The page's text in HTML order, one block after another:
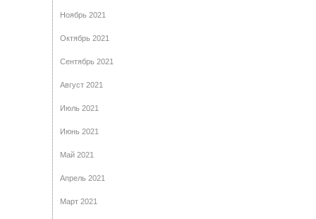
Ноябрь 2021
Октябрь 2021
Сентябрь 2021
Август 2021
Июль 2021
Июнь 2021
Май 2021
Апрель 2021
Март 2021